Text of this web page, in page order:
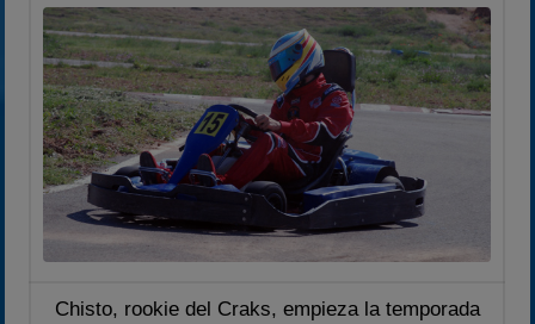
Chisto, rookie del Craks, empieza la temporada